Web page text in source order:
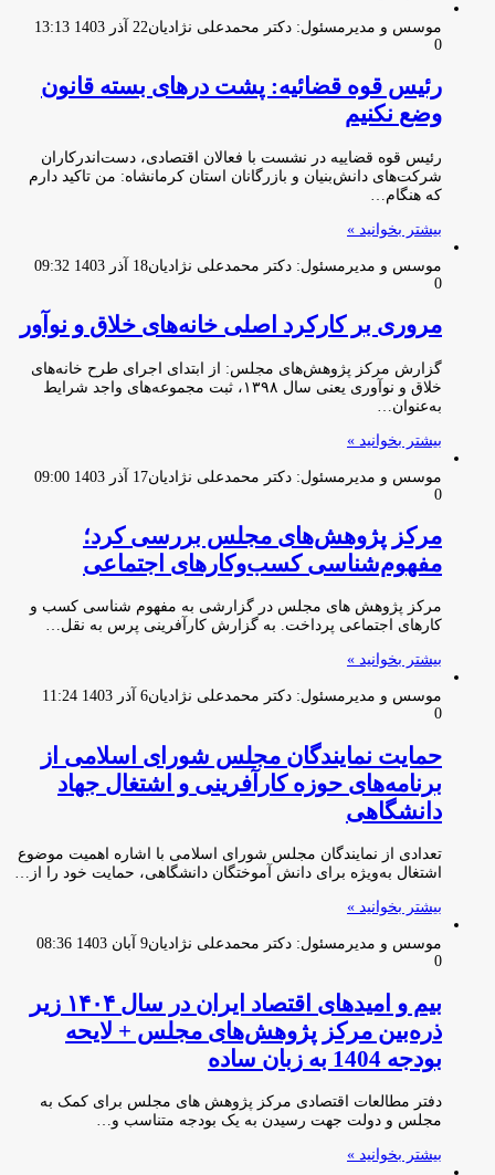
موسس و مدیرمسئول: دکتر محمدعلی نژادیان22 آذر 1403 13:13
0
رئیس قوه قضائیه: پشت درهای بسته قانون
وضع نکنیم
رئیس قوه قضاییه در نشست با فعالان اقتصادی، دست‌اندرکاران
شرکت‌های دانش‌بنیان و بازرگانان استان کرمانشاه: من تاکید دارم
که هنگام…
بیشتر بخوانید »
موسس و مدیرمسئول: دکتر محمدعلی نژادیان18 آذر 1403 09:32
0
مروری بر کارکرد اصلی خانه‌های خلاق و نوآور
گزارش مرکز پژوهش‌های مجلس: از ابتدای اجرای طرح خانه‌های
خلاق و نوآوری یعنی سال ۱۳۹۸، ثبت مجموعه‌های واجد شرایط
به‌عنوان…
بیشتر بخوانید »
موسس و مدیرمسئول: دکتر محمدعلی نژادیان17 آذر 1403 09:00
0
مرکز پژوهش‌های مجلس بررسی کرد؛
مفهوم‌شناسی کسب‌وکارهای اجتماعی
مرکز پژوهش های مجلس در گزارشی به مفهوم شناسی کسب و
کارهای اجتماعی پرداخت. به گزارش کارآفرینی پرس به نقل…
بیشتر بخوانید »
موسس و مدیرمسئول: دکتر محمدعلی نژادیان6 آذر 1403 11:24
0
حمایت نمایندگان مجلس شورای اسلامی از
برنامه‌های حوزه کارآفرینی و اشتغال جهاد
دانشگاهی
تعدادی از نمایندگان مجلس شورای اسلامی با اشاره اهمیت موضوع
اشتغال به‌ویژه برای دانش آموختگان دانشگاهی، حمایت خود را از…
بیشتر بخوانید »
موسس و مدیرمسئول: دکتر محمدعلی نژادیان9 آبان 1403 08:36
0
بیم و امیدهای اقتصاد ایران در سال ۱۴۰۴ زیر
ذره‌بین مرکز پژوهش‌های مجلس + لایحه
بودجه 1404 به زبان ساده
دفتر مطالعات اقتصادی مرکز پژوهش های مجلس برای کمک به
مجلس و دولت جهت رسیدن به یک بودجه متناسب و…
بیشتر بخوانید »